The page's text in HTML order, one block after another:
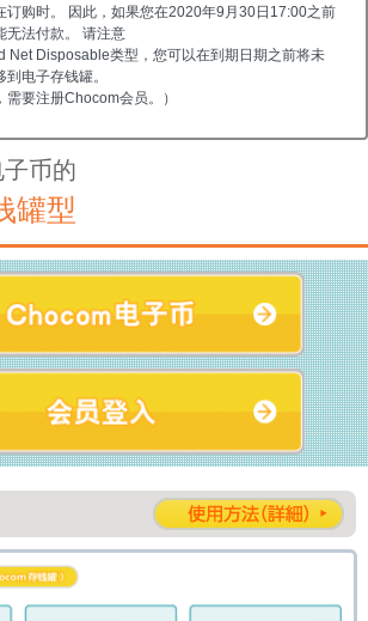
订购时。 因此，如果您在2020年9月30日17:00之前
无法付款。 请注意
Disposable类型，您可以在到期日期之前将未
电子存钱罐。
需要注册Chocom会员。）
币的
罐型